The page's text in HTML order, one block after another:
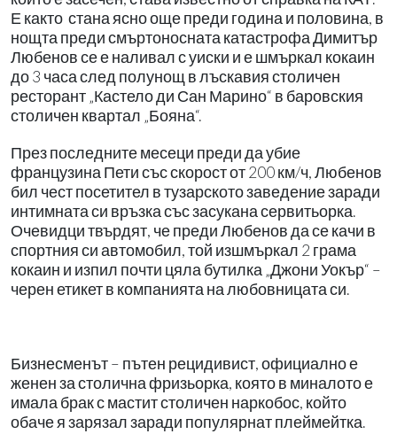
Е както стана ясно още преди година и половина, в
нощта преди смъртоносната катастрофа Димитър
Любенов се е наливал с уиски и е шмъркал кокаин
до 3 часа след полунощ в лъскавия столичен
ресторант „Кастело ди Сан Марино“ в баровския
столичен квартал „Бояна“.
През последните месеци преди да убие
французина Пети със скорост от 200 км/ч, Любенов
бил чест посетител в тузарското заведение заради
интимната си връзка със засукана сервитьорка.
Очевидци твърдят, че преди Любенов да се качи в
спортния си автомобил, той изшмъркал 2 грама
кокаин и изпил почти цяла бутилка „Джони Уокър“ –
черен етикет в компанията на любовницата си.
Бизнесменът – пътен рецидивист, официално е
женен за столична фризьорка, която в миналото е
имала брак с мастит столичен наркобос, който
обаче я зарязал заради популярнат плеймейтка.